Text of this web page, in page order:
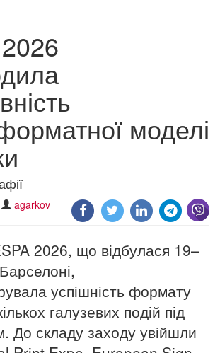
моделі
agarkov
2026, що відбулася 19–
успішність формату
галузевих подій під
До складу заходу увійшли